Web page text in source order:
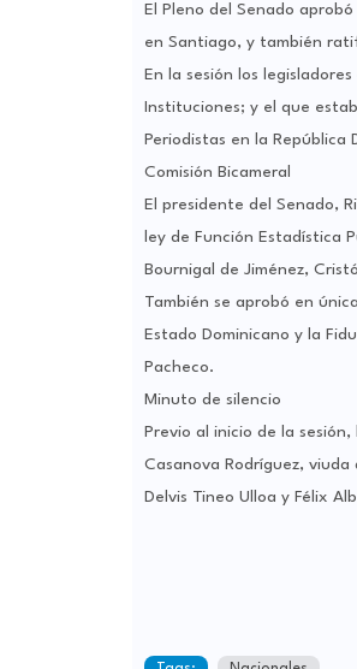
El Pleno del Senado
en Santiago, y también
En la sesión los
Instituciones; y el que
Periodistas en la República
Comisión Bicameral
El presidente del Senado,
ley de Función Estadística
Bournigal de Jiménez,
También se aprobó en
Estado Dominicano y la
Pacheco.
Minuto de silencio
Previo al inicio de la
Casanova Rodríguez,
Delvis Tineo Ulloa y Félix